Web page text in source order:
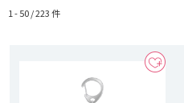
1 - 50 /223件